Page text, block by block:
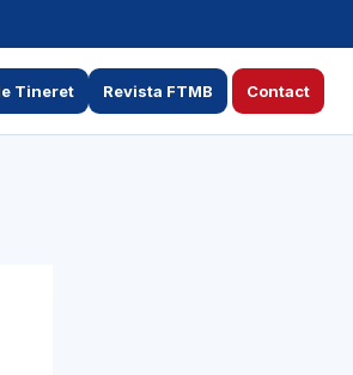
Tineret Revista FTMB Contact